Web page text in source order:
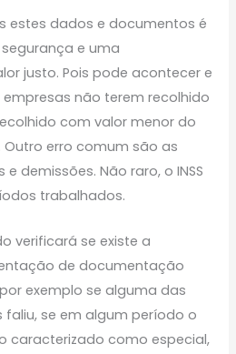
estes dados e documentos é
e uma
justo. Pois pode acontecer e
não terem recolhido
com valor menor do
erro comum são as
demissões. Não raro, o INSS
trabalhados.
verificará se existe a
de documentação
exemplo se alguma das
se em algum período o
caracterizado como especial,